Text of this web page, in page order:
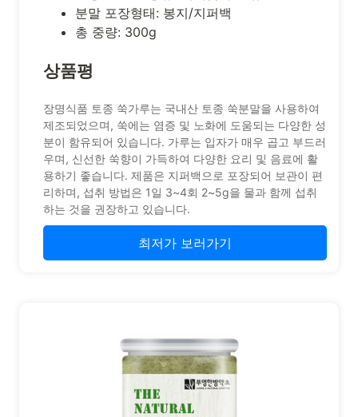
분말 포장형태: 봉지/지퍼백
총 중량: 300g
상품평
장명식품 토종 쑥가루는 국내산 토종 쑥분말을 사용하여
제조되었으며, 쑥에는 염증 및 노화에 도움되는 다양한 성
분이 함유되어 있습니다. 가루는 입자가 매우 곱고 부드러
우며, 신선한 쑥향이 가득하여 다양한 요리 및 음료에 활
용하기 좋습니다. 제품은 지퍼백으로 포장되어 보관이 편
리하며, 섭취 방법은 1일 3~4회 2~5g을 물과 함께 섭취
하는 것을 권장하고 있습니다.
최저가 보러가기